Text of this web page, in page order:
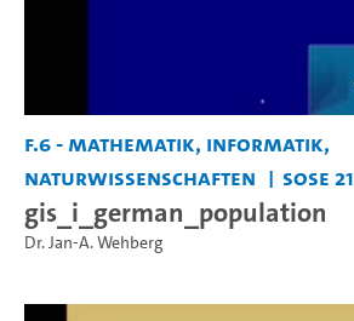
F.6 - Mathematik, Informatik,
Naturwissenschaften
SoSe 21
gis_i_german_population
Dr. Jan-A. Wehberg